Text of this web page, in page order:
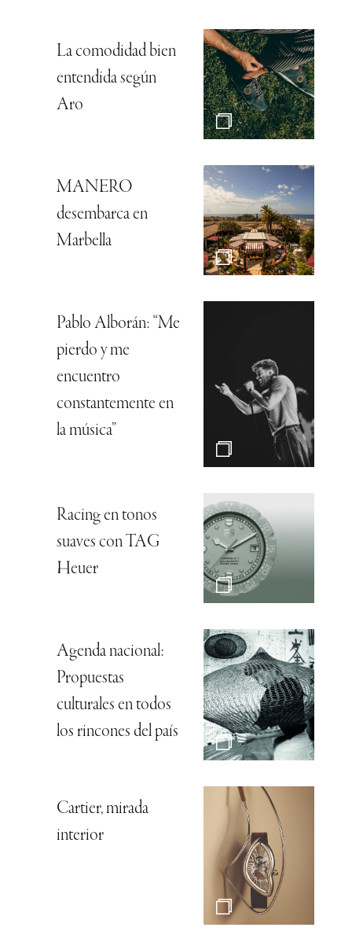
La comodidad bien
entendida según
Aro
MANERO
desembarca en
Marbella
Pablo Alborán: “Me
pierdo y me
encuentro
constantemente en
la música”
Racing en tonos
suaves con TAG
Heuer
Agenda nacional:
Propuestas
culturales en todos
los rincones del país
Cartier, mirada
interior